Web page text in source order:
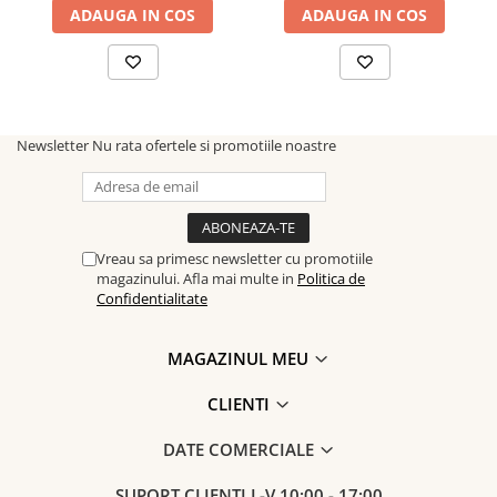
ADAUGA IN COS ADAUGA IN COS
Newsletter Nu rata ofertele si promotiile noastre
Vreau sa primesc newsletter cu promotiile
magazinului. Afla mai multe in Politica de
Confidentialitate
MAGAZINUL MEU
CLIENTI
DATE COMERCIALE